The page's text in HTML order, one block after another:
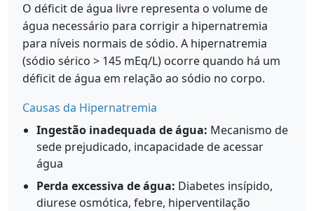
O déficit de água livre representa o volume de
água necessário para corrigir a hipernatremia
para níveis normais de sódio. A hipernatremia
(sódio sérico > 145 mEq/L) ocorre quando há um
déficit de água em relação ao sódio no corpo.
Causas da Hipernatremia
Ingestão inadequada de água: Mecanismo de
sede prejudicado, incapacidade de acessar
água
Perda excessiva de água: Diabetes insípido,
diurese osmótica, febre, hiperventilação